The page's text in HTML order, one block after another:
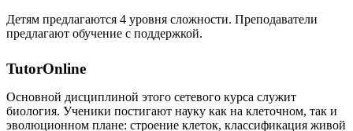
Детям предлагаются 4 уровня сложности. Преподаватели
предлагают обучение с поддержкой.
TutorOnline
Основной дисциплиной этого сетевого курса служит
биология. Ученики постигают науку как на клеточном, так и
эволюционном плане: строение клеток, классификация живой